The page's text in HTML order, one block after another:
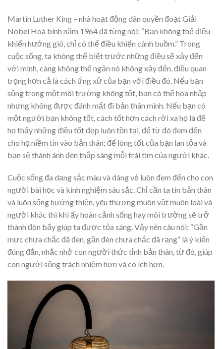
Martin Luther King – nhà hoạt động dân quyền đoạt Giải
Nobel Hoà bình năm 1964 đã từng nói: “Bạn không thể điều
khiển hướng gió, chỉ có thể điều khiển cánh buồm.” Trong
cuộc sống, ta không thể biết trước những điều sẽ xảy đến
với mình, càng không thể ngăn nó không xảy đến, điều quan
trọng hơn cả là cách ứng xử của bạn với điều đó. Nếu bạn
sống trong một môi trường không tốt, bạn có thể hòa nhập
nhưng không được đánh mất đi bản thân mình. Nếu bạn có
một người bạn không tốt, cách tốt hơn cách rời xa họ là để
họ thấy những điều tốt đẹp luôn tồn tại, để từ đó đem đến
cho họ niềm tin vào bản thân; để lòng tốt của bạn lan tỏa và
bạn sẽ thành ánh đèn thắp sáng mỗi trái tim của người khác.
Cuộc sống đa dạng sắc màu và dáng vẻ luôn đem đến cho con
người bài học và kinh nghiệm sâu sắc. Chỉ cần ta tin bản thân
và luôn sống hướng thiện, yêu thương muôn vật muôn loài và
người khác thì khi ấy hoàn cảnh sống hay môi trường sẽ trở
thành đòn bẩy giúp ta được tỏa sáng. Vậy nên câu nói: “Gần
mực chưa chắc đã đen, gần đèn chưa chắc đã rạng” là ý kiến
đúng đắn, nhắc nhở con người thức tỉnh bản thân, từ đó, giúp
con người sống trách nhiệm hơn và có ích hơn.